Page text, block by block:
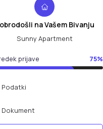
na Vašem Bivanju
Sunny Apartment
prijave 75%
Podatki
Dokument